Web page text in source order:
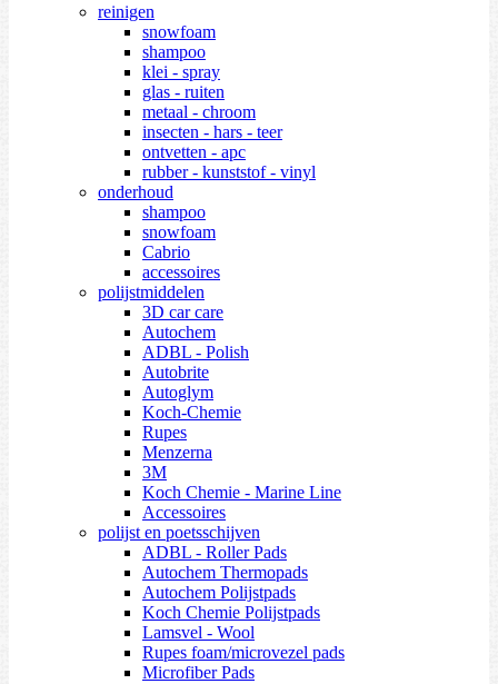
reinigen
snowfoam
shampoo
klei - spray
glas - ruiten
metaal - chroom
insecten - hars - teer
ontvetten - apc
rubber - kunststof - vinyl
onderhoud
shampoo
snowfoam
Cabrio
accessoires
polijstmiddelen
3D car care
Autochem
ADBL - Polish
Autobrite
Autoglym
Koch-Chemie
Rupes
Menzerna
3M
Koch Chemie - Marine Line
Accessoires
polijst en poetsschijven
ADBL - Roller Pads
Autochem Thermopads
Autochem Polijstpads
Koch Chemie Polijstpads
Lamsvel - Wool
Rupes foam/microvezel pads
Microfiber Pads